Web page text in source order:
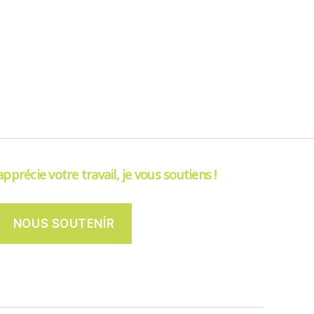
votre travail, je vous soutiens !
NOUS SOUTENIR